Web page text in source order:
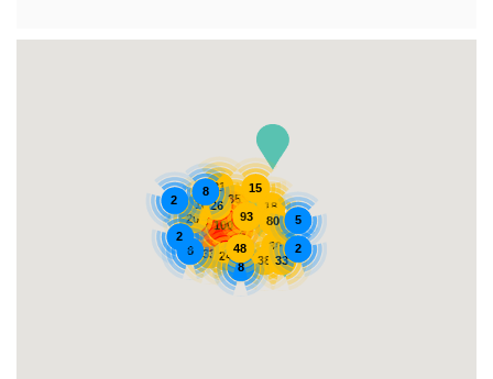
30
49
18
78
72
80
31
33
35
100
24
5
38
93
8
20
48
33
15
1626
2
8
2
8
2